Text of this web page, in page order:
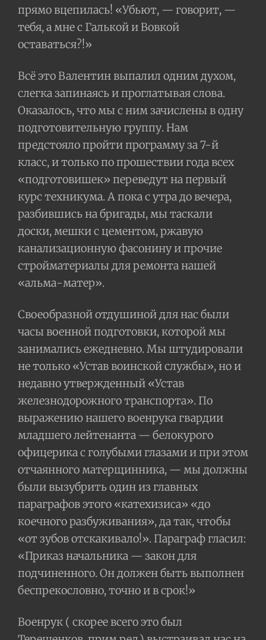
прямо вцепилась! «Убьют, — говорит, —
тебя, а мне с Галькой и Вовкой
оставаться?!»
Всё это Валентин выпалил одним духом,
слегка запинаясь и проглатывая слова.
Оказалось, что мы с ним зачислены в одну
подготовительную группу. Нам
предстояло пройти программу за 7-й
класс, и только по прошествии года всех
«подготовишек» переведут на первый
курс техникума. А пока с утра до вечера,
разбившись на бригады, мы таскали
доски, мешки с цементом, ржавую
канализационную фасонину и прочие
стройматериалы для ремонта нашей
«альма-матер».
Своеобразной отдушиной для нас были
часы военной подготовки, которой мы
занимались ежедневно. Мы штудировали
не только «Устав воинской службы», но и
недавно утвержденный «Устав
железнодорожного транспорта». По
выражению нашего военрука гвардии
младшего лейтенанта — белокурого
офицерика с голубыми глазами и при этом
отчаянного матерщинника, — мы должны
были вызубрить один из главных
параграфов этого «катехизиса» «до
коечного разбуживания», да так, чтобы
«от зубов отскакивало!». Параграф гласил:
«Приказ начальника — закон для
подчиненного. Он должен быть выполнен
беспрекословно, точно и в срок!»
Военрук ( скорее всего это был